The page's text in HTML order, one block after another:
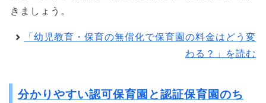
きましょう。
「幼児教育・保育の無償化で保育園の料金はどう変
わる？」を読む
分かりやすい認可保育園と認証保育園のち